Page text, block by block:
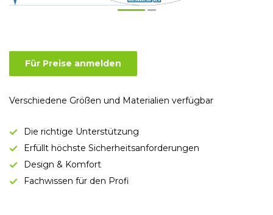
Für Preise anmelden
Verschiedene Größen und Materialien verfügbar
Die richtige Unterstützung
Erfüllt höchste Sicherheitsanforderungen
Design & Komfort
Fachwissen für den Profi